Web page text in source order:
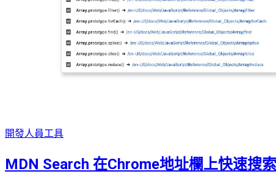
開發人員工具
MDN Search 在Chrome地址欄上快速搜